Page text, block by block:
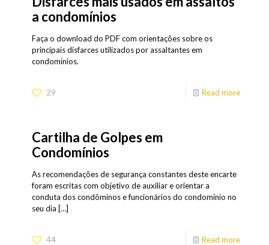
a condomínios
Faça o download do PDF com orientações sobre os
principais disfarces utilizados por assaltantes em
condomínios.
29 Read more
Cartilha de Golpes em
Condomínios
As recomendações de segurança constantes deste encarte
foram escritas com objetivo de auxiliar e orientar a
conduta dos condôminos e funcionários do condomínio no
seu dia […]
44 Read more